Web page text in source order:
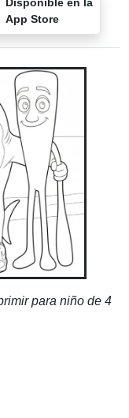
App Store
para niño de 4